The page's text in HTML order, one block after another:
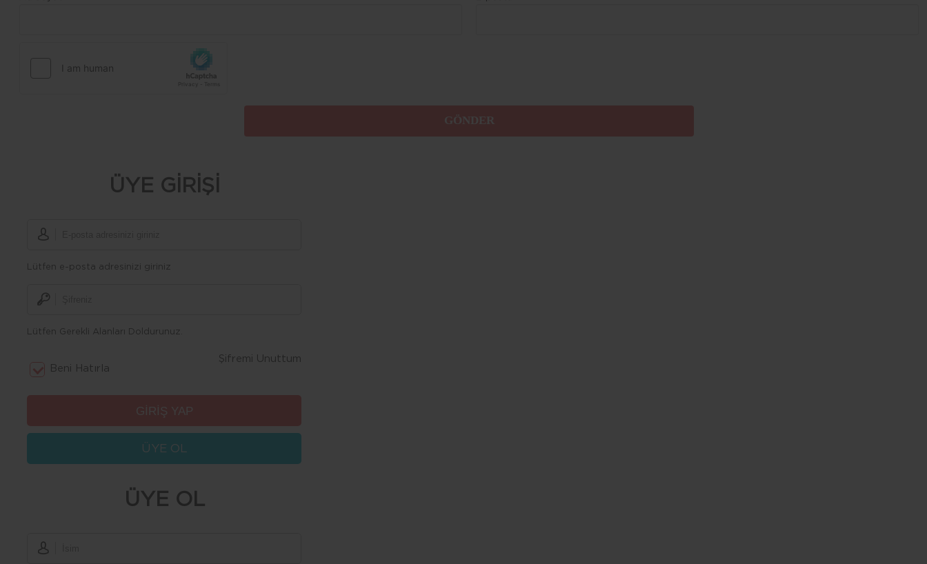
ÜYE GİRİŞİ
Lütfen e-posta adresinizi giriniz
Lütfen Gerekli Alanları Doldurunuz.
Beni Hatırla
Şifremi Unuttum
ÜYE OL
ÜYE OL